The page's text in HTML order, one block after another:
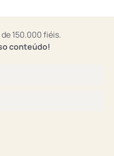
150.000 fiéis.
conteúdo!